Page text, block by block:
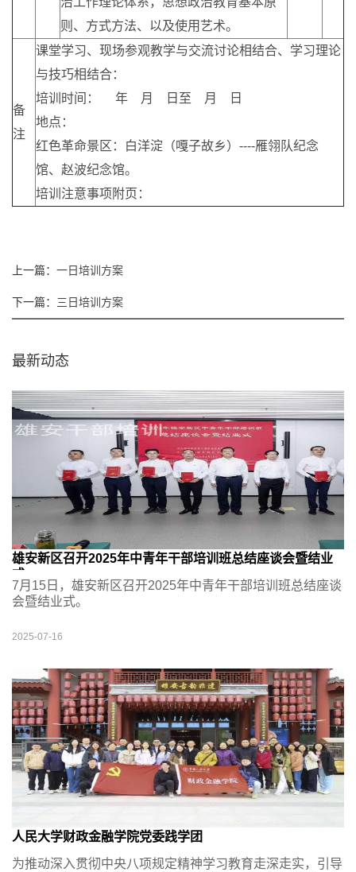
则、方式方法、以及使用艺术。
备
注
课堂学习、现场参观教学与交流讨论相结合、学习理论
与技巧相结合：
培训时间： 年 月 日至 月 日
地点：
红色革命景区：白洋淀（嘎子故乡）----雁翎队纪念
馆、赵波纪念馆。
培训注意事项附页：
上一篇： 一日培训方案
下一篇： 三日培训方案
最新动态
雄安新区召开2025年中青年干部培训班总结座谈会暨结业
式
7月15日，雄安新区召开2025年中青年干部培训班总结座谈
会暨结业式。
2025-07-16
人民大学财政金融学院党委践学团
为推动深入贯彻中央八项规定精神学习教育走深走实，引导